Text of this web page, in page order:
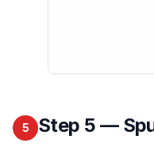
5 Step 5 —